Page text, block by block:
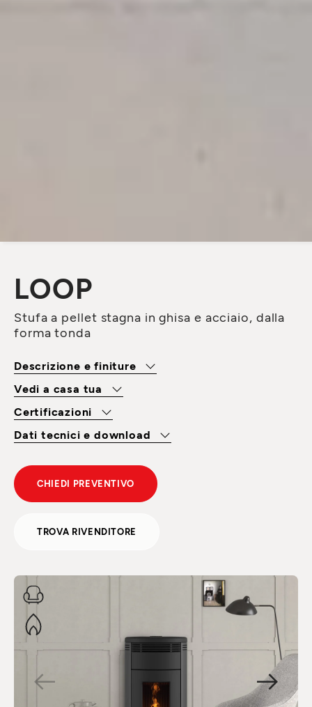
LOOP
Stufa a pellet stagna in ghisa e acciaio, dalla
forma tonda
Descrizione e finiture
Vedi a casa tua
Certificazioni
Dati tecnici e download
CHIEDI PREVENTIVO
TROVA RIVENDITORE